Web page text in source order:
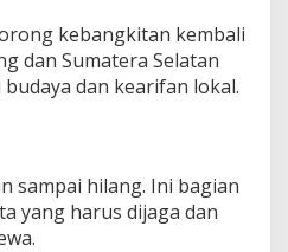
kebangkitan kembali
dan Sumatera Selatan
dan kearifan lokal.
sampai hilang. Ini bagian
yang harus dijaga dan